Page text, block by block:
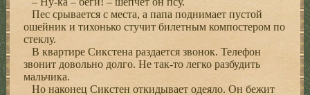
Пес срывается с места, а папа поднимает пустой
ошейник и тихонько стучит билетным компостером по
стеклу.
В квартире Сикстена раздается звонок. Телефон
звонит довольно долго. Не так-то легко разбудить
мальчика.
Но наконец Сикстен откидывает одеяло. Он бежит